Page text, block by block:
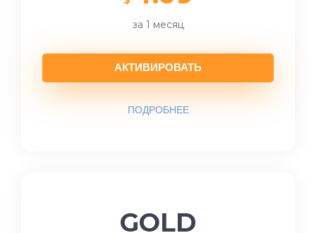
за 1 месяц
АКТИВИРОВАТЬ
ПОДРОБНЕЕ
GOLD